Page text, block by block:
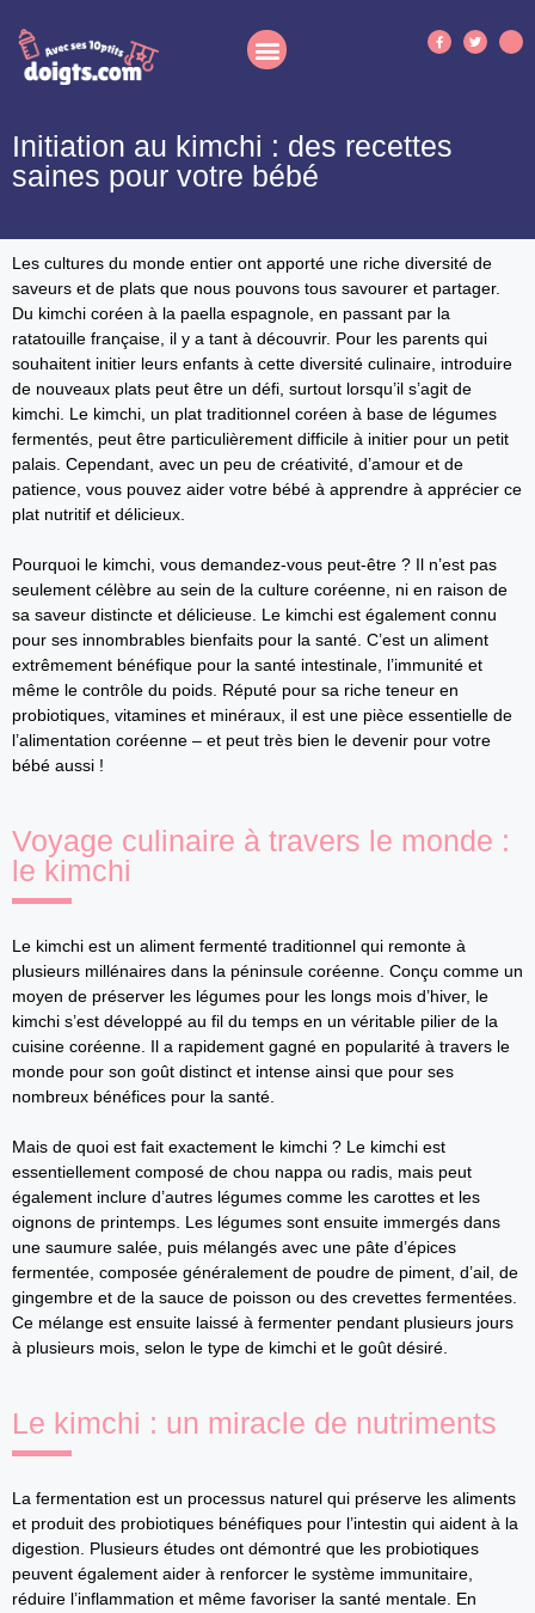
Initiation au kimchi : des recettes
saines pour votre bébé
Les cultures du monde entier ont apporté une riche diversité de
saveurs et de plats que nous pouvons tous savourer et partager.
Du kimchi coréen à la paella espagnole, en passant par la
ratatouille française, il y a tant à découvrir. Pour les parents qui
souhaitent initier leurs enfants à cette diversité culinaire, introduire
de nouveaux plats peut être un défi, surtout lorsqu’il s’agit de
kimchi. Le kimchi, un plat traditionnel coréen à base de légumes
fermentés, peut être particulièrement difficile à initier pour un petit
palais. Cependant, avec un peu de créativité, d’amour et de
patience, vous pouvez aider votre bébé à apprendre à apprécier ce
plat nutritif et délicieux.
Pourquoi le kimchi, vous demandez-vous peut-être ? Il n’est pas
seulement célèbre au sein de la culture coréenne, ni en raison de
sa saveur distincte et délicieuse. Le kimchi est également connu
pour ses innombrables bienfaits pour la santé. C’est un aliment
extrêmement bénéfique pour la santé intestinale, l’immunité et
même le contrôle du poids. Réputé pour sa riche teneur en
probiotiques, vitamines et minéraux, il est une pièce essentielle de
l’alimentation coréenne – et peut très bien le devenir pour votre
bébé aussi !
Voyage culinaire à travers le monde :
le kimchi
Le kimchi est un aliment fermenté traditionnel qui remonte à
plusieurs millénaires dans la péninsule coréenne. Conçu comme un
moyen de préserver les légumes pour les longs mois d’hiver, le
kimchi s’est développé au fil du temps en un véritable pilier de la
cuisine coréenne. Il a rapidement gagné en popularité à travers le
monde pour son goût distinct et intense ainsi que pour ses
nombreux bénéfices pour la santé.
Mais de quoi est fait exactement le kimchi ? Le kimchi est
essentiellement composé de chou nappa ou radis, mais peut
également inclure d’autres légumes comme les carottes et les
oignons de printemps. Les légumes sont ensuite immergés dans
une saumure salée, puis mélangés avec une pâte d’épices
fermentée, composée généralement de poudre de piment, d’ail, de
gingembre et de la sauce de poisson ou des crevettes fermentées.
Ce mélange est ensuite laissé à fermenter pendant plusieurs jours
à plusieurs mois, selon le type de kimchi et le goût désiré.
Le kimchi : un miracle de nutriments
La fermentation est un processus naturel qui préserve les aliments
et produit des probiotiques bénéfiques pour l’intestin qui aident à la
digestion. Plusieurs études ont démontré que les probiotiques
peuvent également aider à renforcer le système immunitaire,
réduire l’inflammation et même favoriser la santé mentale. En